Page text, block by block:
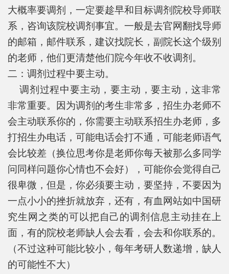
大概率要调剂，一定要趁早和目标调剂院校导师联
系，咨询该院校调剂事宜。一般是去官网翻找导师
的邮箱，邮件联系，建议找院长，副院长这个级别
的老师，他们更清楚他们院今年收不收调剂。
二：调剂过程中要主动。
调剂过程中要主动，要主动，要主动，这非常
非常重要。因为调剂的考生非常多，招生办老师不
会主动联系你的，你需要主动联系招生办老师，多
打招生办电话，可能电话会打不通，可能老师语气
会比较差（换位思考你是老师你每天被那么多同学
问同样问题你心情也不会好），可能你会觉得自己
很卑微，但是，你必须要主动，要坚持，不要因为
一点小小的挫折就放弃，还有，有血网站如中国研
究生网之类的可以把自己的调剂信息主动挂在上
面，有的院校老师缺人会去看，会去和你联系的。
（不过这种可能比较小，每年考研人数递增，缺人
的可能性不大）